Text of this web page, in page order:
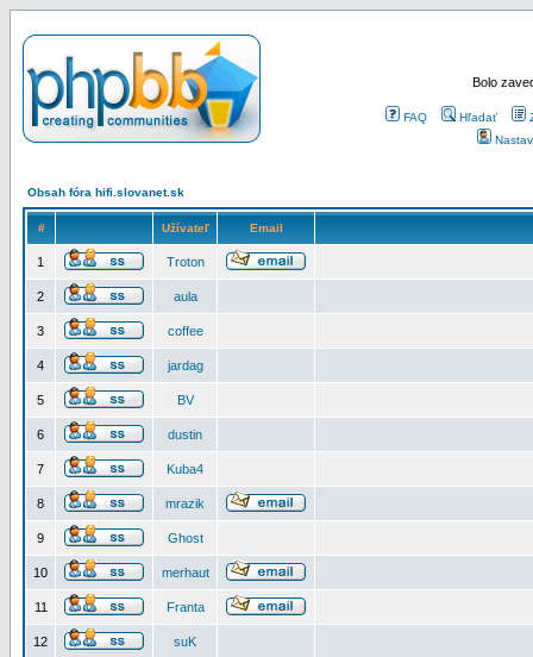
Bolo
FAQ Hľadať
Obsah fóra hifi.slovanet.sk
# Užívateľ Email
1 Troton
2 aula
3 coffee
4 jardag
5 BV
6 dustin
7 Kuba4
8 mrazik
9 Ghost
10 merhaut
11 Franta
12 suK